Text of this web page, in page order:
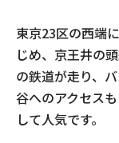
東京23区の西端
じめ、京王井の
の鉄道が走り、
谷へのアクセス
して人気です。